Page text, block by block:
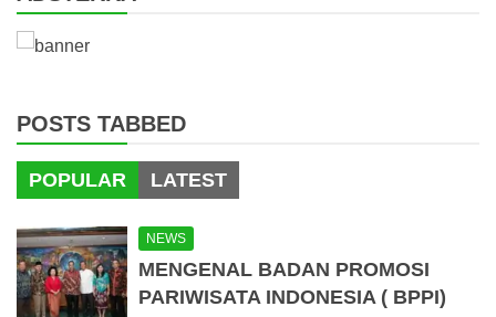
POSTS TABBED
POPULAR LATEST
NEWS
MENGENAL BADAN PROMOSI
PARIWISATA INDONESIA ( BPPI)